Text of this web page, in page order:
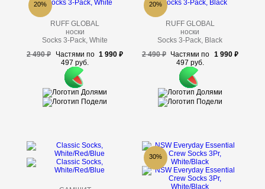
20%
RUFF GLOBAL
носки
Socks 3-Pack, White
2 490
1 990
Частями по
497 руб.
20%
RUFF GLOBAL
носки
Socks 3-Pack, Black
2 490
1 990
Частями по
497 руб.
30%